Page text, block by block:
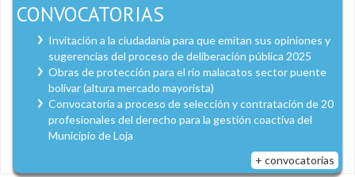
CONVOCATORIAS
Invitación a la ciudadanía para que emitan sus opiniones y
sugerencias del proceso de deliberación pública 2025
Obras de protección para el río malacatos sector puente
bolívar (altura mercado mayorista)
Convocatoria a proceso de selección y contratación de 20
profesionales del derecho para la gestión coactiva del
Municipio de Loja
+ convocatorias